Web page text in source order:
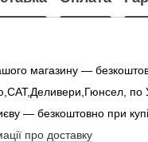
магазину —
по
— безкоштовно при
про доставку